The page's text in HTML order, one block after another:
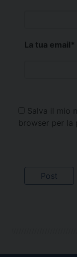
La tua email*
Salva il mio
browser per la